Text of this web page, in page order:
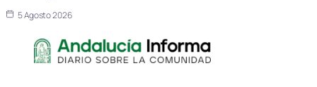
5 Agosto 2026